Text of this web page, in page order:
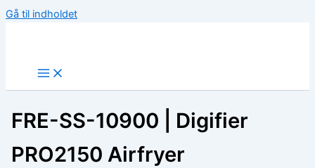
Gå til indholdet
FRE-SS-10900 | Digifier
PRO2150 Airfryer